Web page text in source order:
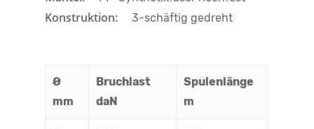
Konstruktion: 3-schäftig gedreht
Ø
mm
Bruchlast
daN
Spulenlänge
m